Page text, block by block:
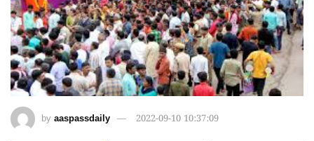
by aaspassdaily 2022-09-10 10:37:09